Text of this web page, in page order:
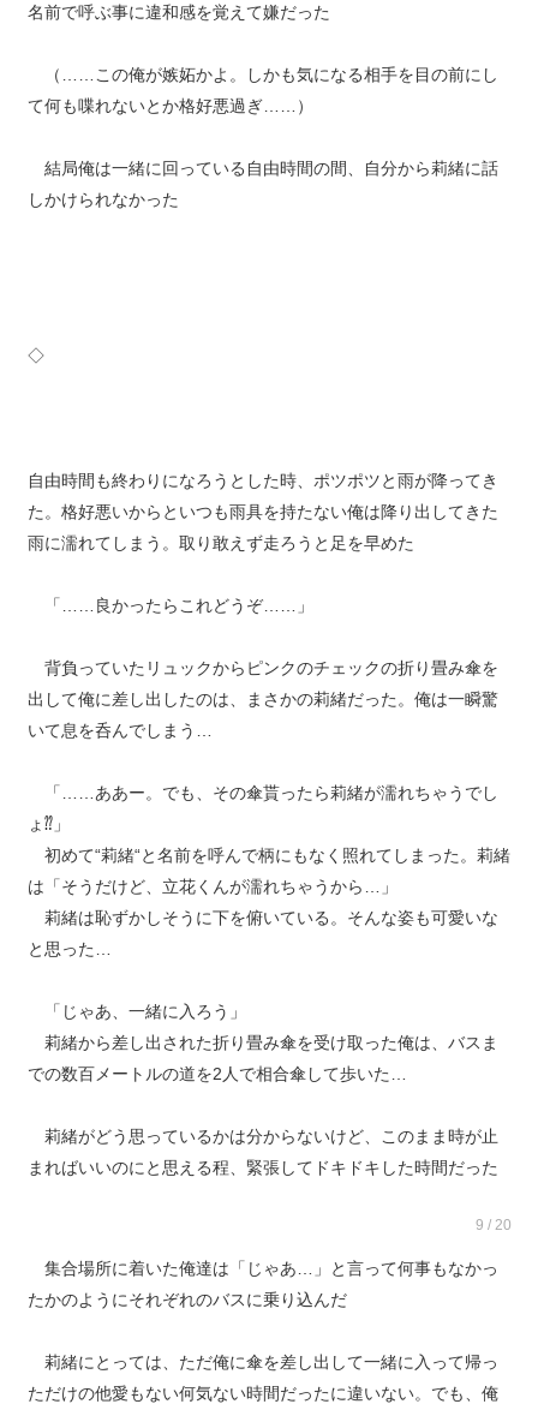
名前で呼ぶ事に違和感を覚えて嫌だった
（……この俺が嫉妬かよ。しかも気になる相手を目の前にし
て何も喋れないとか格好悪過ぎ……）
結局俺は一緒に回っている自由時間の間、自分から莉緒に話
しかけられなかった
◇
自由時間も終わりになろうとした時、ポツポツと雨が降ってき
た。格好悪いからといつも雨具を持たない俺は降り出してきた
雨に濡れてしまう。取り敢えず走ろうと足を早めた
「……良かったらこれどうぞ……」
背負っていたリュックからピンクのチェックの折り畳み傘を
出して俺に差し出したのは、まさかの莉緒だった。俺は一瞬驚
いて息を呑んでしまう…
「……ああー。でも、その傘貰ったら莉緒が濡れちゃうでし
ょ⁇」
初めて“莉緒“と名前を呼んで柄にもなく照れてしまった。莉緒
は「そうだけど、立花くんが濡れちゃうから…」
莉緒は恥ずかしそうに下を俯いている。そんな姿も可愛いな
と思った…
「じゃあ、一緒に入ろう」
莉緒から差し出された折り畳み傘を受け取った俺は、バスま
での数百メートルの道を2人で相合傘して歩いた…
莉緒がどう思っているかは分からないけど、このまま時が止
まればいいのにと思える程、緊張してドキドキした時間だった
9 / 20
集合場所に着いた俺達は「じゃあ…」と言って何事もなかっ
たかのようにそれぞれのバスに乗り込んだ
莉緒にとっては、ただ俺に傘を差し出して一緒に入って帰っ
ただけの他愛もない何気ない時間だったに違いない。でも、俺